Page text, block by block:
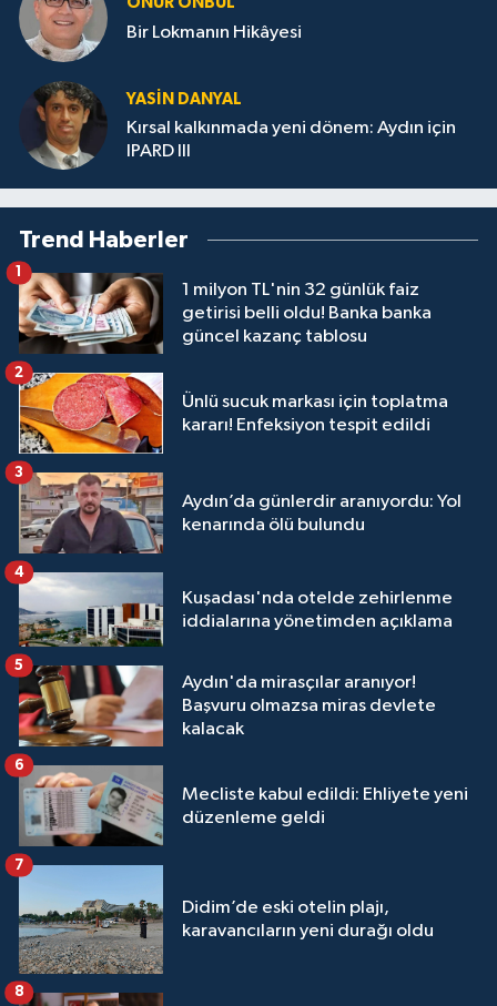
Bir Lokmanın Hikâyesi
YASIN DANYAL
Kırsal kalkınmada yeni dönem: Aydın için
IPARD III
Trend Haberler
1 milyon TL'nin 32 günlük faiz
getirisi belli oldu! Banka banka
güncel kazanç tablosu
1
Ünlü sucuk markası için toplatma
kararı! Enfeksiyon tespit edildi
2
Aydın’da günlerdir aranıyordu: Yol
kenarında ölü bulundu
3
Kuşadası'nda otelde zehirlenme
iddialarına yönetimden açıklama
4
Aydın'da mirasçılar aranıyor!
Başvuru olmazsa miras devlete
kalacak
5
Mecliste kabul edildi: Ehliyete yeni
düzenleme geldi
6
Didim’de eski otelin plajı,
karavancıların yeni durağı oldu
7
8